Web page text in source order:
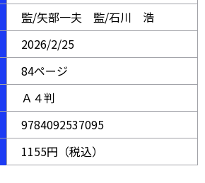
監/矢部一夫 監/石川 浩
2026/2/25
84ページ
Ａ４判
9784092537095
1155円（税込）